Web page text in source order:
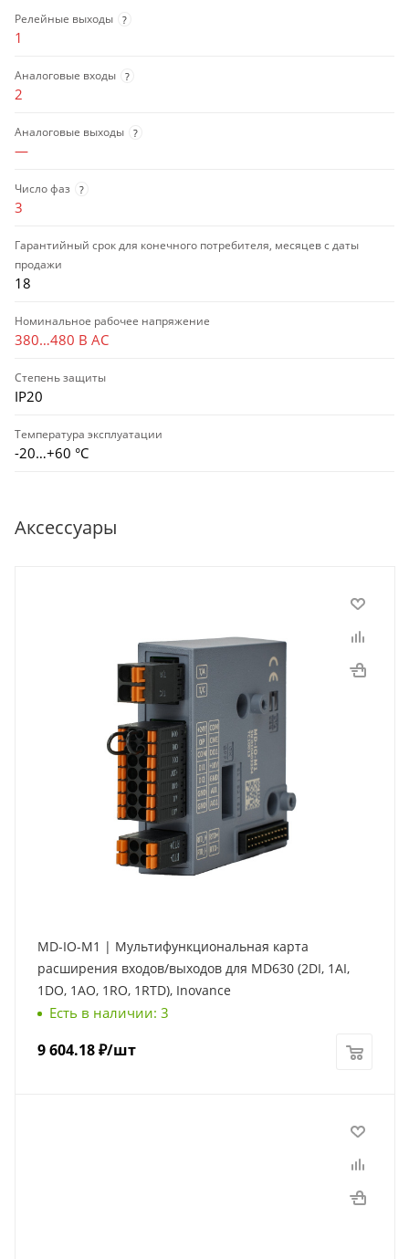
Релейные выходы ?
1
Аналоговые входы ?
2
Аналоговые выходы ?
—
Число фаз ?
3
Гарантийный срок для конечного потребителя, месяцев с даты
продажи
18
Номинальное рабочее напряжение
380…480 В AC
Степень защиты
IP20
Температура эксплуатации
-20…+60 °С
Аксессуары
MD-IO-M1 | Мультифункциональная карта
расширения входов/выходов для MD630 (2DI, 1AI,
1DO, 1AO, 1RO, 1RTD), Inovance
Есть в наличии: 3
9 604.18₽/шт